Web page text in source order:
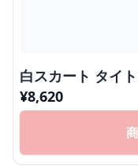
白スカート タイ
¥8,620